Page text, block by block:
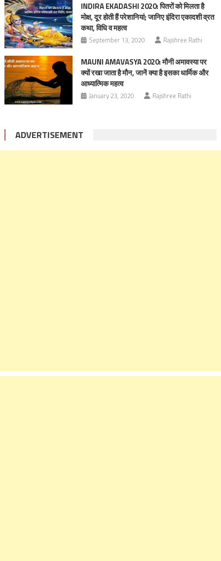
INDIRA EKADASHI 2020: पितरों को मिलता है
मोक्ष, दूर होती हैं परेशानियां; जानिए इंदिरा एकादशी व्रत
कथा, विधि व महत्व
September 13, 2020 Rajshree Rathi
MAUNI AMAVASYA 2020: मौनी अमावस्या पर
क्यों रखा जाता है मौन, जानें क्या है इसका धार्मिक और
आध्यात्मिक महत्व
January 23, 2020 Rajshree Rathi
ADVERTISEMENT